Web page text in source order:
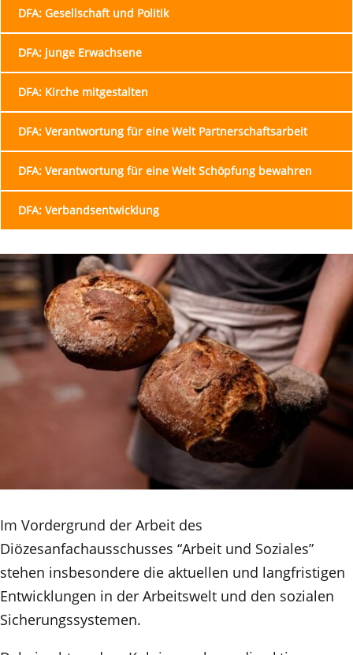
DFA: Gesellschaft und Politik
DFA: junge Erwachsene
DFA: Kirche mitgestalten
DFA: Verantwortung für eine Welt Partnerschaftsarbeit
DFA: Verantwortung für eine Welt Schöpfung bewahren
DFA: Verbandsentwicklung
Im Vordergrund der Arbeit des
Diözesanfachausschusses “Arbeit und Soziales”
stehen insbesondere die aktuellen und langfristigen
Entwicklungen in der Arbeitswelt und den sozialen
Sicherungssystemen.